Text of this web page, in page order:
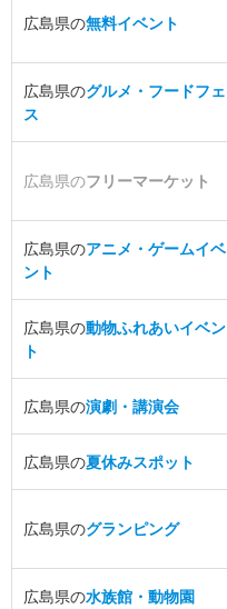
広島県の無料イベント
広島県のグルメ・フードフェ
ス
広島県のフリーマーケット
広島県のアニメ・ゲームイベ
ント
広島県の動物ふれあいイベン
ト
広島県の演劇・講演会
広島県の夏休みスポット
広島県のグランピング
広島県の水族館・動物園